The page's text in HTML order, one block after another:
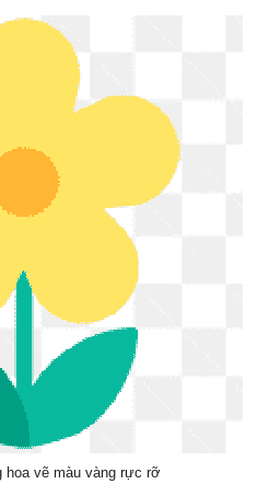
hoa vẽ màu vàng rực rỡ